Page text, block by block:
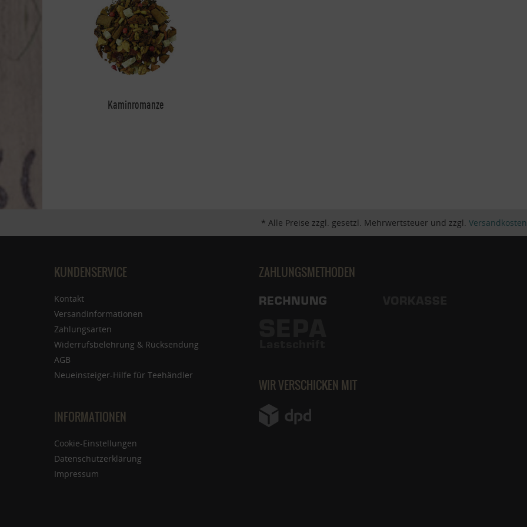
Kaminromanze
* Alle Preise zzgl. gesetzl. Mehrwertsteuer und zzgl. Versandkosten
KUNDENSERVICE
Kontakt
Versandinformationen
Zahlungsarten
Widerrufsbelehrung & Rücksendung
AGB
Neueinsteiger-Hilfe für Teehändler
INFORMATIONEN
Cookie-Einstellungen
Datenschutzerklärung
Impressum
ZAHLUNGSMETHODEN
WIR VERSCHICKEN MIT